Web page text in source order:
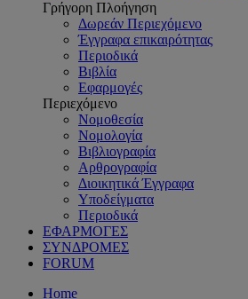
Γρήγορη Πλοήγηση
Δωρεάν Περιεχόμενο
Έγγραφα επικαιρότητας
Περιοδικά
Βιβλία
Εφαρμογές
Περιεχόμενο
Νομοθεσία
Νομολογία
Βιβλιογραφία
Αρθρογραφία
Διοικητικά Έγγραφα
Υποδείγματα
Περιοδικά
ΕΦΑΡΜΟΓΕΣ
ΣΥΝΔΡΟΜΕΣ
FORUM
Home